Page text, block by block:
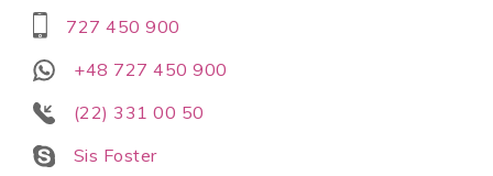
727 450 900
+48 727 450 900
(22) 331 00 50
Sis Foster